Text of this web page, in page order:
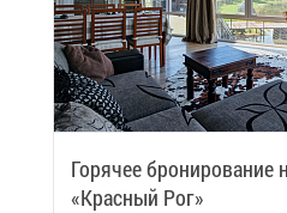
Го­ря­чее бро­ни­ро­ва­ние
«Крас­ный Рог»